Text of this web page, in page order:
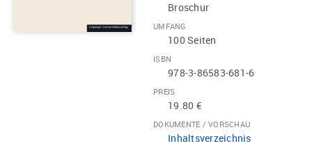
Broschur
UMFANG
100 Seiten
ISBN
978-3-86583-681-6
PREIS
19.80 €
DOKUMENTE / VORSCHAU
Inhaltsverzeichnis